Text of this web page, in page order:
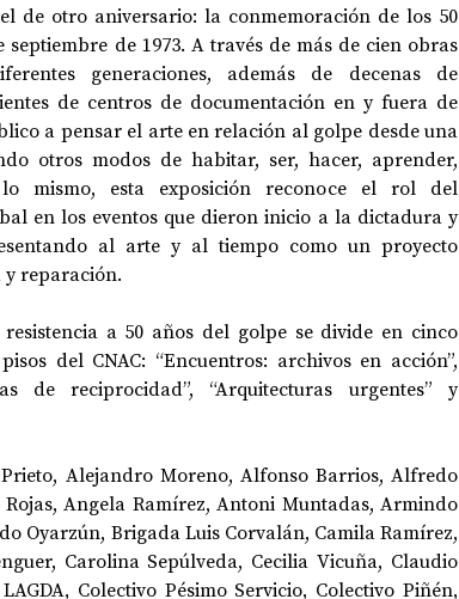
de otro aniversario: la conmemoración de los 50
de 1973. A través de más de cien obras
generaciones, además de decenas de
de centros de documentación en y fuera de
a pensar el arte en relación al golpe desde una
otros modos de habitar, ser, hacer, aprender,
mismo, esta exposición reconoce el rol del
en los eventos que dieron inicio a la dictadura y
al arte y al tiempo como un proyecto
reparación.
a 50 años del golpe se divide en cinco
del CNAC: “Encuentros: archivos en acción”,
de reciprocidad”, “Arquitecturas urgentes” y
Alejandro Moreno, Alfonso Barrios, Alfredo
Angela Ramírez, Antoni Muntadas, Armindo
Oyarzún, Brigada Luis Corvalán, Camila Ramírez,
Carolina Sepúlveda, Cecilia Vicuña, Claudio
Colectivo Pésimo Servicio, Colectivo Piñén,